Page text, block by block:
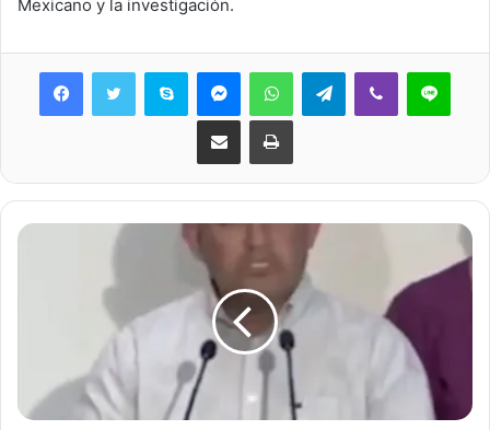
Mexicano y la investigación.
Skype MessengerWhatsAppTelegramViber Line
Share via Email Print